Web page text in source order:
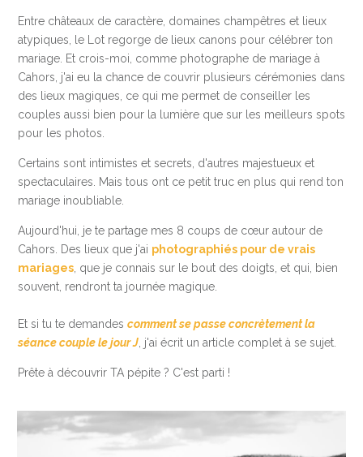
Entre châteaux de caractère, domaines champêtres et lieux
atypiques, le Lot regorge de lieux canons pour célébrer ton
mariage. Et crois-moi, comme photographe de mariage à
Cahors, j'ai eu la chance de couvrir plusieurs cérémonies dans
des lieux magiques, ce qui me permet de conseiller les
couples aussi bien pour la lumière que sur les meilleurs spots
pour les photos.
Certains sont intimistes et secrets, d'autres majestueux et
spectaculaires. Mais tous ont ce petit truc en plus qui rend ton
mariage inoubliable.
Aujourd'hui, je te partage mes 8 coups de cœur autour de
Cahors. Des lieux que j'ai photographiés pour de vrais
mariages , que je connais sur le bout des doigts, et qui, bien
souvent, rendront ta journée magique.
Et si tu te demandes comment se passe concrètement la
séance couple le jour J , j'ai écrit un article complet à se sujet.
Prête à découvrir TA pépite ? C'est parti !